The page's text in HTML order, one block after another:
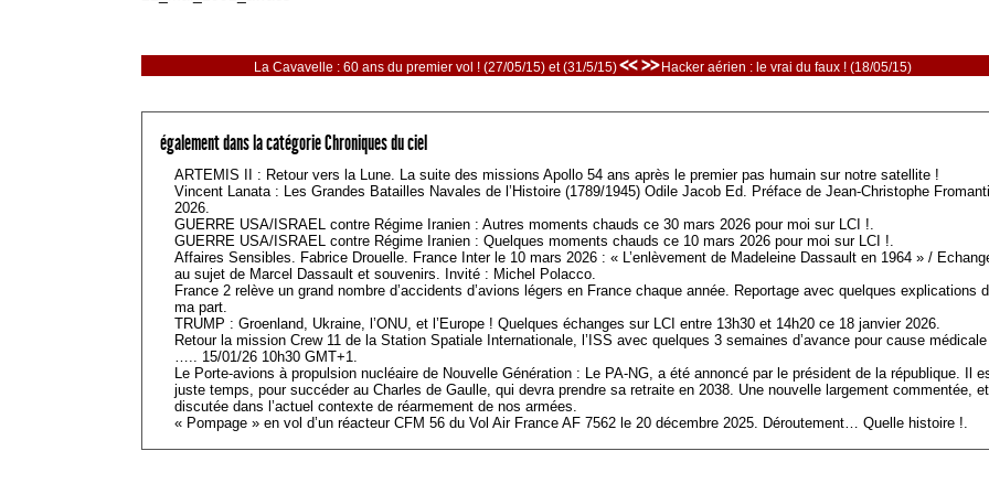
La Cavavelle : 60 ans du premier vol ! (27/05/15) et (31/5/15)<< >> Hacker aérien : le vrai du faux ! (18/05/15)
également dans la catégorie Chroniques du ciel
ARTEMIS II : Retour vers la Lune. La suite des missions Apollo 54 ans après le premier pas humain sur notre satellite !
Vincent Lanata : Les Grandes Batailles Navales de l’Histoire (1789/1945) Odile Jacob Ed. Préface de Jean-Christophe
2026.
GUERRE USA/ISRAEL contre Régime Iranien : Autres moments chauds ce 30 mars 2026 pour moi sur LCI !.
GUERRE USA/ISRAEL contre Régime Iranien : Quelques moments chauds ce 10 mars 2026 pour moi sur LCI !.
Affaires Sensibles. Fabrice Drouelle. France Inter le 10 mars 2026 : « L’enlèvement de Madeleine Dassault en 1964 » /
au sujet de Marcel Dassault et souvenirs. Invité : Michel Polacco.
France 2 relève un grand nombre d’accidents d’avions légers en France chaque année. Reportage avec quelques explications
ma part.
TRUMP : Groenland, Ukraine, l’ONU, et l’Europe ! Quelques échanges sur LCI entre 13h30 et 14h20 ce 18 janvier 2026.
Retour la mission Crew 11 de la Station Spatiale Internationale, l’ISS avec quelques 3 semaines d’avance pour cause médicale
….. 15/01/26 10h30 GMT+1.
Le Porte-avions à propulsion nucléaire de Nouvelle Génération : Le PA-NG, a été annoncé par le président de la république. Il
juste temps, pour succéder au Charles de Gaulle, qui devra prendre sa retraite en 2038. Une nouvelle largement commentée, et
discutée dans l’actuel contexte de réarmement de nos armées.
« Pompage » en vol d’un réacteur CFM 56 du Vol Air France AF 7562 le 20 décembre 2025. Déroutement… Quelle histoire !.